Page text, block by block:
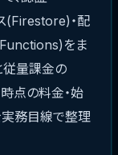
(Firestore)・配
をま
従量課金の
点の料金・始
務目線で整理